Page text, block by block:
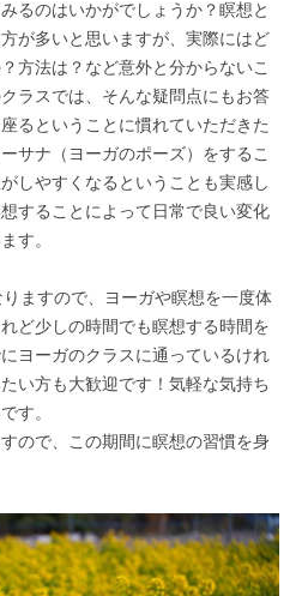
るのはいかがでしょうか？瞑想と
が多いと思いますが、実際にはど
方法は？など意外と分からないこ
ラスでは、そんな疑問点にもお答
るということに慣れていただきた
サナ（ヨーガのポーズ）をするこ
しやすくなるということも実感し
することによって日常で良い変化
す。
ますので、ヨーガや瞑想を一度体
ど少しの時間でも瞑想する時間を
ヨーガのクラスに通っているけれ
い方も大歓迎です！気軽な気持ち
す。
ので、この期間に瞑想の習慣を身